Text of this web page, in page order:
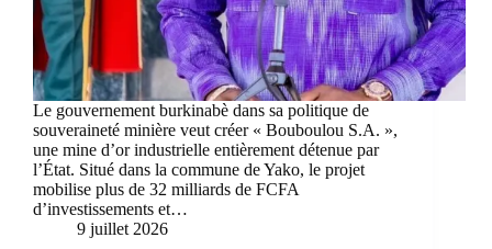
Le gouvernement burkinabè dans sa politique de
souveraineté minière veut créer « Bouboulou S.A. »,
une mine d’or industrielle entièrement détenue par
l’État. Situé dans la commune de Yako, le projet
mobilise plus de 32 milliards de FCFA
d’investissements et…
9 juillet 2026